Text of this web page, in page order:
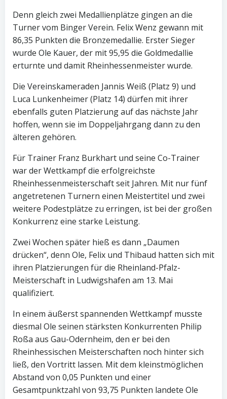
Denn gleich zwei Medallienplätze gingen an die
Turner vom Binger Verein. Felix Wenz gewann mit
86,35 Punkten die Bronzemedallie. Erster Sieger
wurde Ole Kauer, der mit 95,95 die Goldmedallie
erturnte und damit Rheinhessenmeister wurde.
Die Vereinskameraden Jannis Weiß (Platz 9) und
Luca Lunkenheimer (Platz 14) dürfen mit ihrer
ebenfalls guten Platzierung auf das nächste Jahr
hoffen, wenn sie im Doppeljahrgang dann zu den
älteren gehören.
Für Trainer Franz Burkhart und seine Co-Trainer
war der Wettkampf die erfolgreichste
Rheinhessenmeisterschaft seit Jahren. Mit nur fünf
angetretenen Turnern einen Meistertitel und zwei
weitere Podestplätze zu erringen, ist bei der großen
Konkurrenz eine starke Leistung.
Zwei Wochen später hieß es dann „Daumen
drücken“, denn Ole, Felix und Thibaud hatten sich mit
ihren Platzierungen für die Rheinland-Pfalz-
Meisterschaft in Ludwigshafen am 13. Mai
qualifiziert.
In einem äußerst spannenden Wettkampf musste
diesmal Ole seinen stärksten Konkurrenten Philip
Roßa aus Gau-Odernheim, den er bei den
Rheinhessischen Meisterschaften noch hinter sich
ließ, den Vortritt lassen. Mit dem kleinstmöglichen
Abstand von 0,05 Punkten und einer
Gesamtpunktzahl von 93,75 Punkten landete Ole